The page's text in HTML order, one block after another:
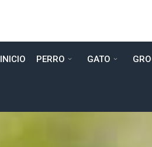
INICIO PERRO GATO